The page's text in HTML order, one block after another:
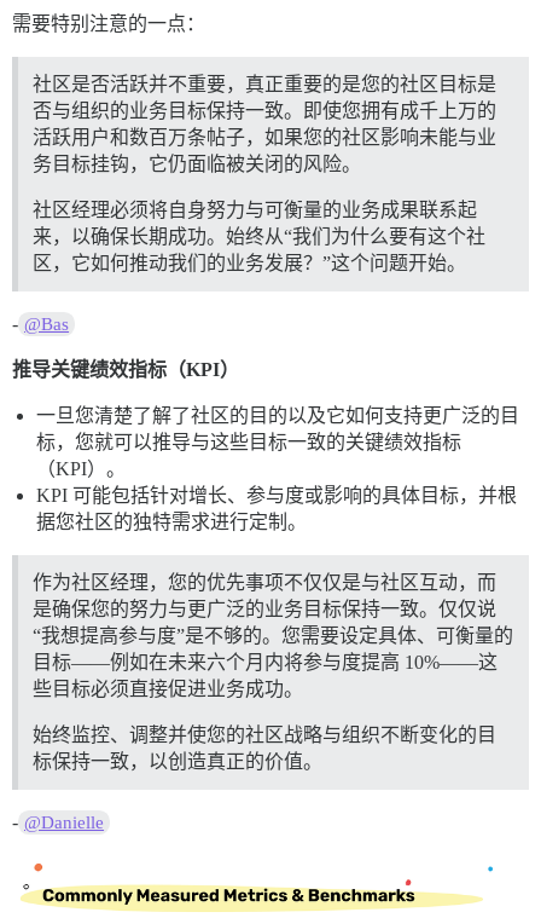
需要特别注意的一点：
社区是否活跃并不重要，真正重要的是您的社区目标是
否与组织的业务目标保持一致。即使您拥有成千上万的
活跃用户和数百万条帖子，如果您的社区影响未能与业
务目标挂钩，它仍面临被关闭的风险。
社区经理必须将自身努力与可衡量的业务成果联系起
来，以确保长期成功。始终从“我们为什么要有这个社
区，它如何推动我们的业务发展？”这个问题开始。
- @Bas
推导关键绩效指标（KPI）
一旦您清楚了解了社区的目的以及它如何支持更广泛的目
标，您就可以推导与这些目标一致的关键绩效指标
（KPI）。
KPI 可能包括针对增长、参与度或影响的具体目标，并根
据您社区的独特需求进行定制。
作为社区经理，您的优先事项不仅仅是与社区互动，而
是确保您的努力与更广泛的业务目标保持一致。仅仅说
“我想提高参与度”是不够的。您需要设定具体、可衡量的
目标——例如在未来六个月内将参与度提高 10%——这
些目标必须直接促进业务成功。
始终监控、调整并使您的社区战略与组织不断变化的目
标保持一致，以创造真正的价值。
- @Danielle